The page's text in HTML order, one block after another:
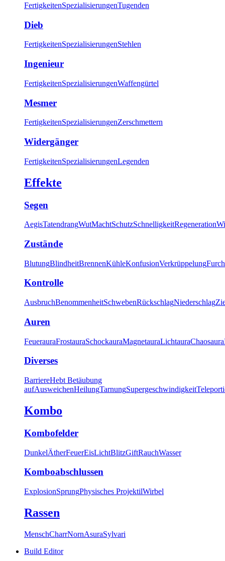
FertigkeitenSpezialisierungenTugenden
Dieb
FertigkeitenSpezialisierungenStehlen
Ingenieur
FertigkeitenSpezialisierungenWaffengürtel
Mesmer
FertigkeitenSpezialisierungenZerschmettern
Widergänger
FertigkeitenSpezialisierungenLegenden
Effekte
Segen
AegisTatendrangWutMachtSchutzSchnelligkeitRegeneration
Zustände
BlutungBlindheitBrennenKühleKonfusionVerkrüppelung
Kontrolle
AusbruchBenommenheitSchwebenRückschlagNiederschlag
Auren
FeuerauraFrostauraSchockauraMagnetauraLichtauraChaosaura
Diverses
BarriereHebt Betäubung
aufAusweichenHeilungTarnungSupergeschwindigkeit
Kombo
Kombofelder
DunkelÄtherFeuerEisLichtBlitzGiftRauchWasser
Komboabschlussen
ExplosionSprungPhysisches ProjektilWirbel
Rassen
MenschCharrNornAsuraSylvari
Build Editor